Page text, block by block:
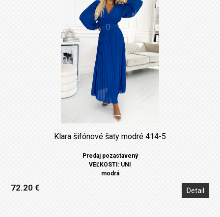
Klara šifónové šaty modré 414-5
Predaj pozastavený
VEĽKOSTI: UNI
modrá
72.20 € Detail